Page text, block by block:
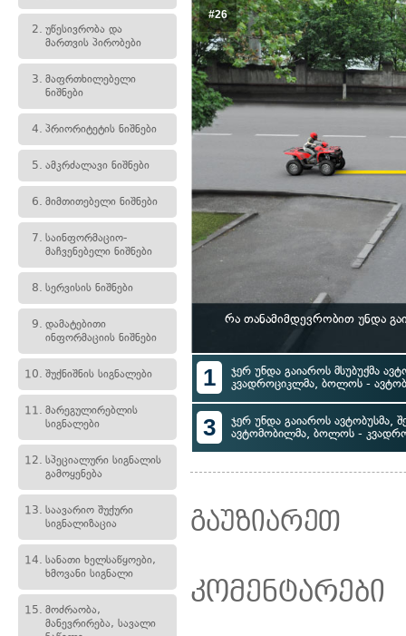
2. უწესივრობა და
მართვის პირობები
3. მაფრთხილებელი
ნიშნები
4. პრიორიტეტის ნიშნები
5. ამკრძალავი ნიშნები
6. მიმთითებელი ნიშნები
7. საინფორმაციო-
მაჩვენებელი ნიშნები
8. სერვისის ნიშნები
9. დამატებითი
ინფორმაციის ნიშნები
10. შუქნიშნის სიგნალები
11. მარეგულირებლის
სიგნალები
12. სპეციალური სიგნალის
გამოყენება
13. საავარიო შუქური
სიგნალიზაცია
14. სანათი ხელსაწყოები,
ხმოვანი სიგნალი
15. მოძრაობა,
მანევრირება, სავალი
#26
რა თანამიმდევრობით უნდა
1
ჯერ უნდა გაიაროს მსუბუქმა
კვადროციკლმა, ბოლოს -
3
ჯერ უნდა გაიაროს ავტობუსმა,
ავტომობილმა, ბოლოს -
გაუზიარეთ
კომენტარები